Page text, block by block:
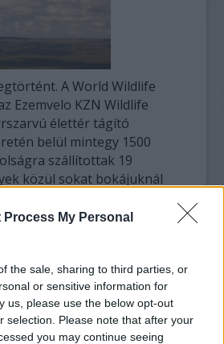
Process My Personal
the sale, sharing to third parties, or
or sensitive information for
us, please use the below opt-out
selection. Please note that after your
you may continue seeing
A World Wildlife
Ezemvelo KZN Wildlife
élettér tágító
belül mintegy 1500
szállítottak 19
közül sokat bokájuknál
nem tűnik
a lehető legjobb módszer.
„korábban vagy
terepen, vagy hálóban
Az új módszer